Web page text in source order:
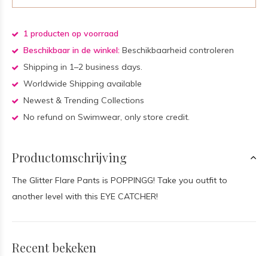
1 producten op voorraad
Beschikbaar in de winkel: Beschikbaarheid controleren
Shipping in 1–2 business days.
Worldwide Shipping available
Newest & Trending Collections
No refund on Swimwear, only store credit.
Productomschrijving
The Glitter Flare Pants is POPPINGG! Take you outfit to
another level with this EYE CATCHER!
Recent bekeken